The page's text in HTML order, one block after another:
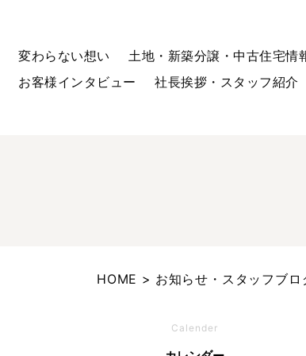
変わらない想い 土地・新築分譲・中古住宅情
お客様インタビュー
社長挨拶・スタッフ紹介
HOME お知らせ・スタッフブロ
Calender